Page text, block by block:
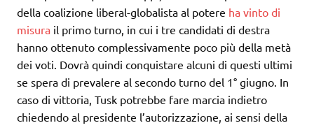
della coalizione liberal-globalista al potere ha vinto di
misura il primo turno, in cui i tre candidati di destra
hanno ottenuto complessivamente poco più della metà
dei voti. Dovrà quindi conquistare alcuni di questi ultimi
se spera di prevalere al secondo turno del 1° giugno. In
caso di vittoria, Tusk potrebbe fare marcia indietro
chiedendo al presidente l’autorizzazione, ai sensi della